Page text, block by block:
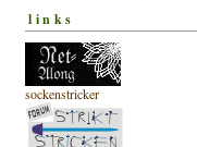
links
sockenstricker